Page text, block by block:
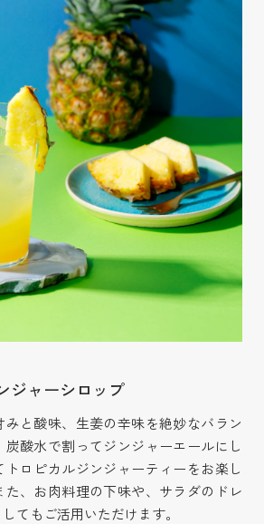
ジャーシロップ
と酸味、生姜の辛味を絶妙なバラン
炭酸水で割ってジンジャーエールにし
ロピカルジンジャーティーをお楽し
た、お肉料理の下味や、サラダのドレ
てもご活用いただけます。